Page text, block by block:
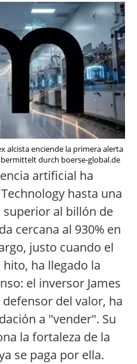
alcista enciende la primera alerta
durch boerse-global.de
artificial ha
hasta una
al billón de
cercana al 930% en
justo cuando el
ha llegado la
el inversor James
del valor, ha
a "vender". Su
la fortaleza de la
se paga por ella.